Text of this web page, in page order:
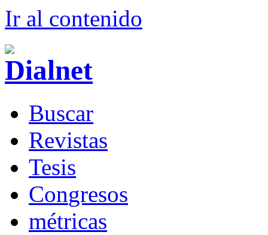
Ir al contenido
Buscar
Revistas
Tesis
Congresos
métricas